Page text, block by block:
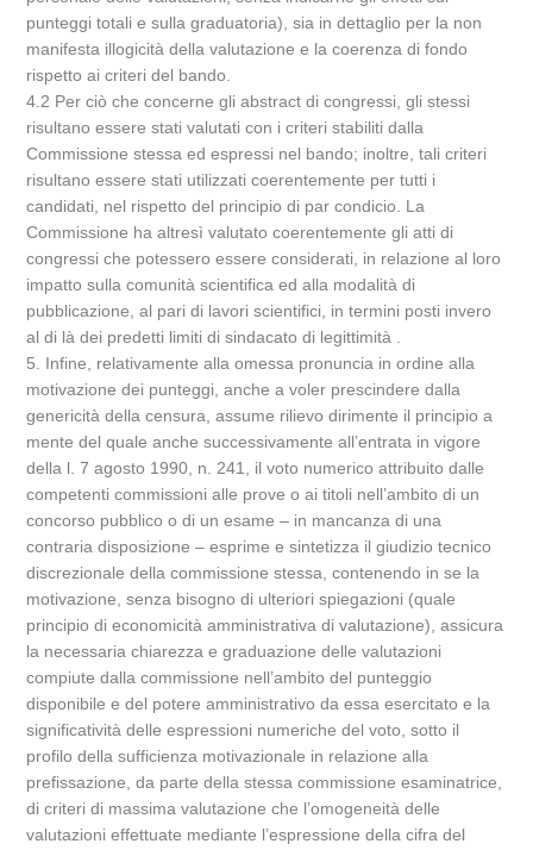
punteggi totali e sulla graduatoria), sia in dettaglio per la non
manifesta illogicità della valutazione e la coerenza di fondo
rispetto ai criteri del bando.
4.2 Per ciò che concerne gli abstract di congressi, gli stessi
risultano essere stati valutati con i criteri stabiliti dalla
Commissione stessa ed espressi nel bando; inoltre, tali criteri
risultano essere stati utilizzati coerentemente per tutti i
candidati, nel rispetto del principio di par condicio. La
Commissione ha altresì valutato coerentemente gli atti di
congressi che potessero essere considerati, in relazione al loro
impatto sulla comunità scientifica ed alla modalità di
pubblicazione, al pari di lavori scientifici, in termini posti invero
al di là dei predetti limiti di sindacato di legittimità .
5. Infine, relativamente alla omessa pronuncia in ordine alla
motivazione dei punteggi, anche a voler prescindere dalla
genericità della censura, assume rilievo dirimente il principio a
mente del quale anche successivamente all’entrata in vigore
della l. 7 agosto 1990, n. 241, il voto numerico attribuito dalle
competenti commissioni alle prove o ai titoli nell’ambito di un
concorso pubblico o di un esame – in mancanza di una
contraria disposizione – esprime e sintetizza il giudizio tecnico
discrezionale della commissione stessa, contenendo in se la
motivazione, senza bisogno di ulteriori spiegazioni (quale
principio di economicità amministrativa di valutazione), assicura
la necessaria chiarezza e graduazione delle valutazioni
compiute dalla commissione nell’ambito del punteggio
disponibile e del potere amministrativo da essa esercitato e la
significatività delle espressioni numeriche del voto, sotto il
profilo della sufficienza motivazionale in relazione alla
prefissazione, da parte della stessa commissione esaminatrice,
di criteri di massima valutazione che l’omogeneità delle
valutazioni effettuate mediante l’espressione della cifra del